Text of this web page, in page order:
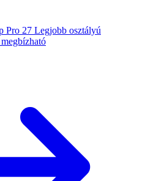
Pro 27 Legjobb osztályú